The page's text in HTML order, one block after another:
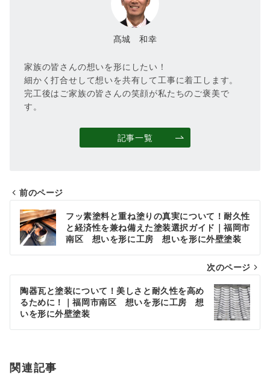
髙城 和幸
家族の皆さんの想いを形にしたい！
細かく打合せして想いを共有して工事に着工します。
完工後はご家族の皆さんの笑顔が私たちのご褒美で
す。
記事一覧
投
稿
ナ
ビ
ゲ
ー
シ
ン
前のページ
フッ素塗料と重ね塗りの真実について！耐久性
と経済性を兼ね備えた塗装選択ガイド｜福岡市
南区 想いを形に工房 想いを形に外壁塗装
次のページ
陶器瓦と塗装について！美しさと耐久性を高め
るために！｜福岡市南区 想いを形に工房 想
いを形に外壁塗装
関連記事